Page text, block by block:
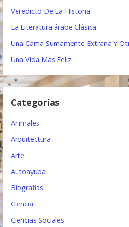
ó
n
d
n
d
a
Veredicto De La Historia
La Literatura árabe Clásica
Una Cama Sumamente Extrana Y
Una Vida Más Feliz
Categorías
Animales
Arquitectura
Arte
Autoayuda
Biografias
Ciencia
Ciencias Sociales